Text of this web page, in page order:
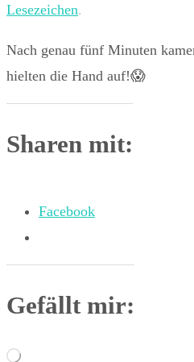
Lesezeichen.
Nach genau fünf Minuten
hielten die Hand auf!😱
Sharen mit:
Facebook
Gefällt mir:
Wird